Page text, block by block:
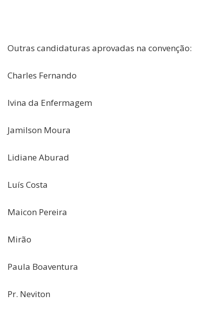
Outras candidaturas aprovadas na convenção:
Charles Fernando
Ivina da Enfermagem
Jamilson Moura
Lidiane Aburad
Luís Costa
Maicon Pereira
Mirão
Paula Boaventura
Pr. Neviton